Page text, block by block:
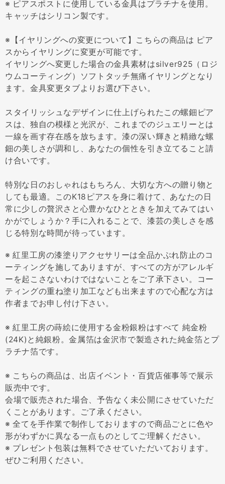
※ ピアスポストに使用している金具はプラチナを使用。
キャッチはシリコン製です。
※【イヤリングへの変更について】こちらの商品は ピア
スからイヤリングに変更が可能です。
イヤリングへ変更した場合の金具素材はsilver925（ロジ
ウムコーティング）ソフトタッチ無痛イヤリングとなり
ます。金具変更タブよりお選び下さい。
スタイリッシュなデザインに仕上げられたこの螺鈿ピア
スは、独自の模様と光沢が、これまでのジュエリーとは
一線を画す存在感を放ちます。漆の深い輝きと精緻な螺
鈿の美しさが調和し、あなたの個性を引き立てること請
け合いです。
特別な日のおしゃれはもちろん、大切な方への贈り物と
しても最適。このK18ピアスを身に着けて、あなたの日
常に少しの贅沢さと心豊かなひとときを加えてみてはい
かがでしょうか？手に入れることで、漆芸の美しさを感
じる特別な時間が待っています。
※ 紅里工房の漆塗りアクセサリーは全品かぶれ防止のコ
ーティングを施してありますが、すべての方がアレルギ
ーを起こさないわけではないことをご了承下さい。コー
ティングの重ね塗り加工なども出来ますので心配な方は
作者までお申し付け下さい。
※ 紅里工房の蒔絵に使用する金粉銀粉はすべて 純金粉
(24K)と純銀粉。金属箔は金沢市で製造された純金箔とプ
ラチナ箔です。
※ こちらの商品は、出店イベント・百貨店催事等で展示
販売中です。
会場で販売された場合、予告なく未公開にさせていただ
くことがあります。ご了承ください。
※ 全てを手作業で制作しておりますので商品ごとに色や
形がわずかに異なる一点ものとしてご理解ください。
※ プレゼント包装は無料でさせていただいております。
ぜひご利用ください。